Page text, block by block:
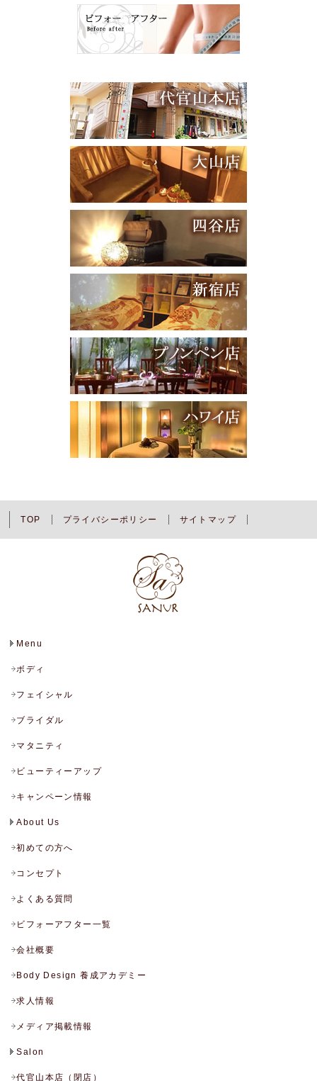
TOP プライバシーポリシー サイトマップ
Menu
ボディ
フェイシャル
ブライダル
マタニティ
ビューティーアップ
キャンペーン情報
About Us
初めての方へ
コンセプト
よくある質問
ビフォーアフター一覧
会社概要
Body Design 養成アカデミー
求人情報
メディア掲載情報
Salon
代官山本店（閉店）